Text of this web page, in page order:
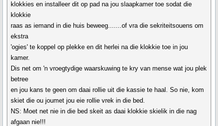
klokkies en installeer dit op pad na jou slaapkamer toe sodat die
klokkie
raas as iemand in die huis beweeg.......of vra die sekriteitsouens om
ekstra
'ogies' te koppel op plekke en dit herlei na die klokkie toe in jou
kamer.
Dis net om 'n vroegtydige waarskuwing te kry van mense wat jou plek
betree
en jou kans te geen om daai rollie uit die kassie te haal. So nie, kom
skiet die ou joumet jou eie rollie vrek in die bed.
NS: Moet net nie in die bed skeit as daai klokkie skielik in die nag
afgaan nie!!!